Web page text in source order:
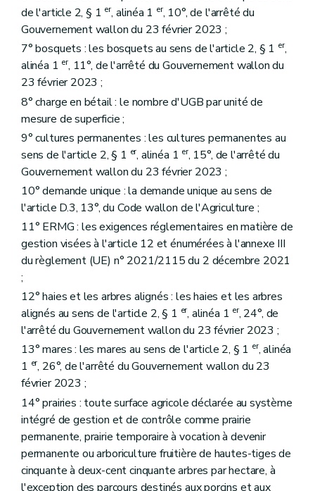
de l'article 2, § 1 er, alinéa 1 er, 10°, de l'arrêté du
Gouvernement wallon du 23 février 2023 ;
7° bosquets : les bosquets au sens de l'article 2, § 1 er,
alinéa 1 er, 11°, de l'arrêté du Gouvernement wallon du
23 février 2023 ;
8° charge en bétail : le nombre d'UGB par unité de
mesure de superficie ;
9° cultures permanentes : les cultures permanentes au
sens de l'article 2, § 1 er, alinéa 1 er, 15°, de l'arrêté du
Gouvernement wallon du 23 février 2023 ;
10° demande unique : la demande unique au sens de
l'article D.3, 13°, du Code wallon de l'Agriculture ;
11° ERMG : les exigences réglementaires en matière de
gestion visées à l'article 12 et énumérées à l'annexe III
du règlement (UE) n° 2021/2115 du 2 décembre 2021
;
12° haies et les arbres alignés : les haies et les arbres
alignés au sens de l'article 2, § 1 er, alinéa 1 er, 24°, de
l'arrêté du Gouvernement wallon du 23 février 2023 ;
13° mares : les mares au sens de l'article 2, § 1 er, alinéa
1 er, 26°, de l'arrêté du Gouvernement wallon du 23
février 2023 ;
14° prairies : toute surface agricole déclarée au système
intégré de gestion et de contrôle comme prairie
permanente, prairie temporaire à vocation à devenir
permanente ou arboriculture fruitière de hautes-tiges de
cinquante à deux-cent cinquante arbres par hectare, à
l'exception des parcours destinés aux porcins et aux